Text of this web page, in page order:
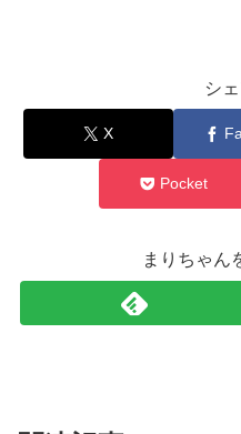
シ
X
Pocket
まりちゃん